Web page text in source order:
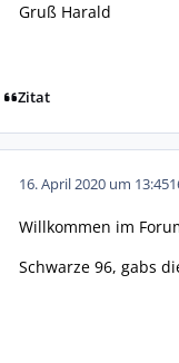
Gruß Harald
Zitat
16. April 2020 um 13:45
Willkommen im
Schwarze 96, gabs